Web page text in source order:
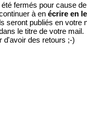
fermés pour cause
à en écrire en
seront publiés en votre
le titre de votre mail.
d'avoir des retours ;-)